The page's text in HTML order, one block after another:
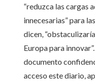
“reduzca las cargas
innecesarias” para
dicen,
Europa para
documento
acceso este diario,